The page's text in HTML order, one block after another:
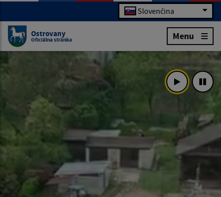
Slovenčina
Ostrovany
Oficiálna stránka Menu